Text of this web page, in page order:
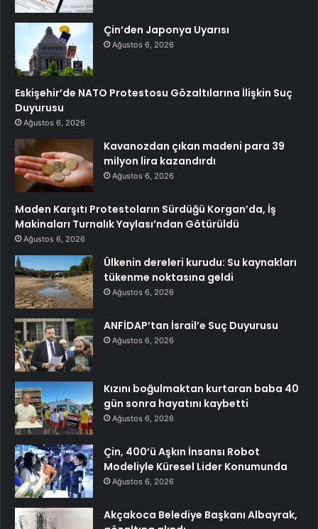
Çin’den Japonya Uyarısı
Ağustos 6, 2026
Eskişehir’de NATO Protestosu Gözaltılarına İlişkin Suç
Duyurusu
Ağustos 6, 2026
Kavanozdan çıkan madeni para 39
milyon lira kazandırdı
Ağustos 6, 2026
Maden Karşıtı Protestoların Sürdüğü Korgan’da, İş
Makinaları Turnalık Yaylası’ndan Götürüldü
Ağustos 6, 2026
Ülkenin dereleri kurudu: Su kaynakları
tükenme noktasına geldi
Ağustos 6, 2026
ANFİDAP’tan İsrail’e Suç Duyurusu
Ağustos 6, 2026
Kızını boğulmaktan kurtaran baba 40
gün sonra hayatını kaybetti
Ağustos 6, 2026
Çin, 400’ü Aşkın İnsansı Robot
Modeliyle Küresel Lider Konumunda
Ağustos 6, 2026
Akçakoca Belediye Başkanı Albayrak,